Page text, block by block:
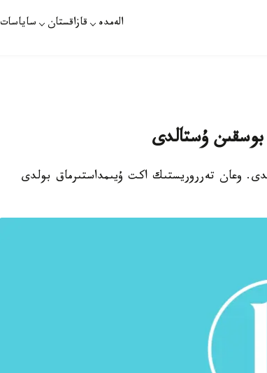
الەمدە قازاقستان ساياسات
بوسقىن ۇستالدى
وعان تەرروريستىك اكت ۇيىمداستىرماق بولدى